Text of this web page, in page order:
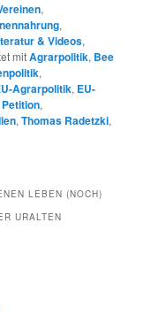
,
,
& Videos,
mitAgrarpolitik, Bee
,
Agrarpolitik, EU-
Petition,
,Thomas Radetzki,
LEBEN (NOCH)
URALTEN